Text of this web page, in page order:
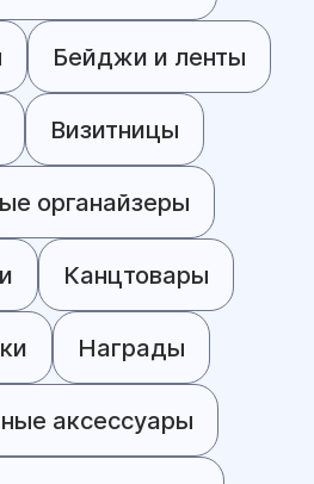
Бейджи и ленты
Визитницы
органайзеры
Канцтовары
Награды
аксессуары